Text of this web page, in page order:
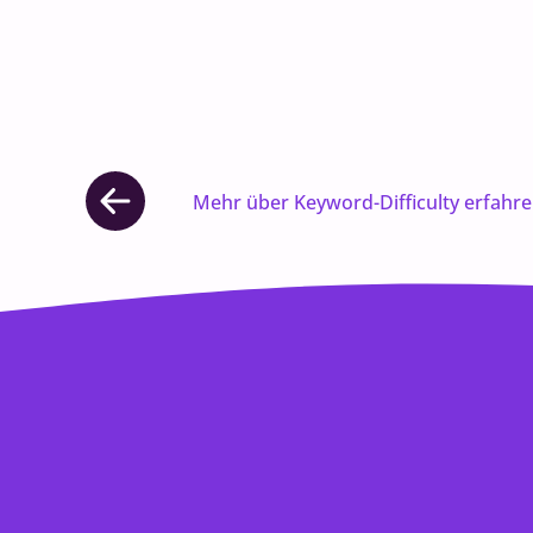
Mehr über Keyword-Difficulty